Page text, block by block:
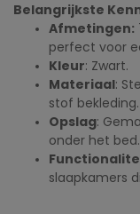
Belangrijkste
Afmetingen:
perfect voor
Kleur: Zwart.
Materiaal:
stof bekleding.
Opslag:
onder het bed.
slaapkamers